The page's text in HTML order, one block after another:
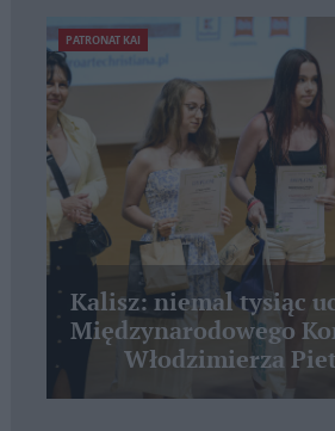
PATRONAT KAI
Kalisz: niemal tysiąc
Międzynarodowego
Włodzimierza